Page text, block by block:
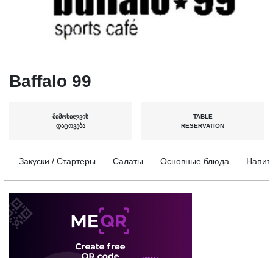
Baffalo 99
ᲛᲘᲛᲝᲮᲘᲚᲕᲘᲡ
ᲓᲐᲢᲝᲕᲔᲑᲐ
TABLE
RESERVATION
Закуски / Стартеры Салаты Основные блюда